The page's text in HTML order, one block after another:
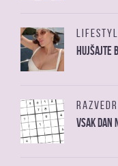
Hujšajte
Vsak dan